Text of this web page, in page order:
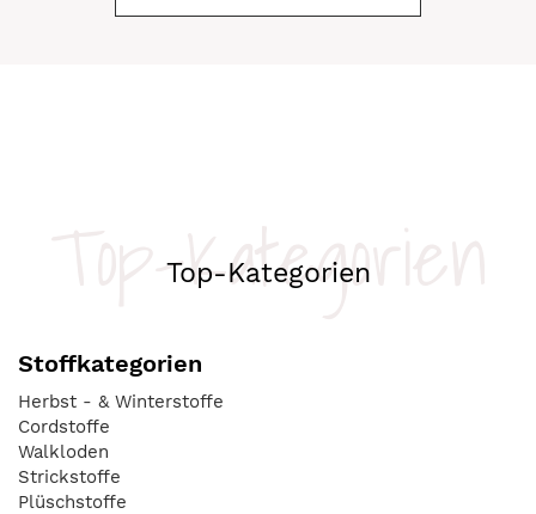
Top-Kategorien
Top-Kategorien
Stoffkategorien
Herbst - & Winterstoffe
Cordstoffe
Walkloden
Strickstoffe
Plüschstoffe